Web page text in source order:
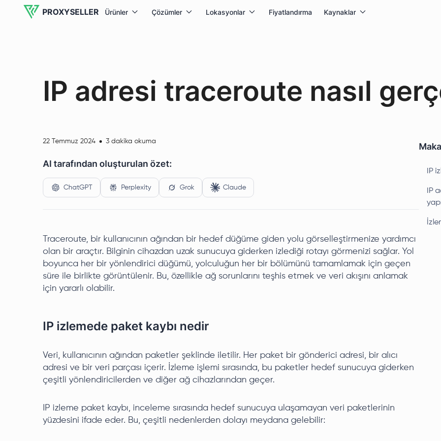
PROXYSELLER Ürünler Çözümler Lokasyonlar Fiyatlandırma Kaynaklar
IP adresi traceroute nasıl
22 Temmuz 2024 3 dakika okuma
AI tarafından oluşturulan özet:
ChatGPT Perplexity Grok Claude
Traceroute, bir kullanıcının ağından bir hedef düğüme giden yolu görselleştirmenize yardımcı
olan bir araçtır. Bilginin cihazdan uzak sunucuya giderken izlediği rotayı görmenizi sağlar. Yol
boyunca her bir yönlendirici düğümü, yolculuğun her bir bölümünü tamamlamak için geçen
süre ile birlikte görüntülenir. Bu, özellikle ağ sorunlarını teşhis etmek ve veri akışını anlamak
için yararlı olabilir.
IP izlemede paket kaybı nedir
Veri, kullanıcının ağından paketler şeklinde iletilir. Her paket bir gönderici adresi, bir alıcı
adresi ve bir veri parçası içerir. İzleme işlemi sırasında, bu paketler hedef sunucuya giderken
çeşitli yönlendiricilerden ve diğer ağ cihazlarından geçer.
IP izleme paket kaybı, inceleme sırasında hedef sunucuya ulaşamayan veri paketlerinin
yüzdesini ifade eder. Bu, çeşitli nedenlerden dolayı meydana gelebilir:
IP
IP